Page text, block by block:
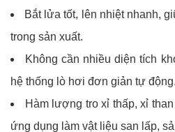
Bắt lửa tốt, lên nhiệt nhanh,
trong sản xuất.
Không cần nhiều diện tích
hệ thống lò hơi đơn giản tự động.
Hàm lượng tro xỉ thấp, xỉ
ứng dụng làm vật liệu san lấp,